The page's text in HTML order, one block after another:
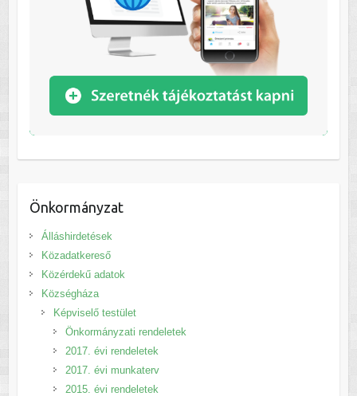
Önkormányzat
Álláshirdetések
Közadatkereső
Közérdekű adatok
Községháza
Képviselő testület
Önkormányzati rendeletek
2017. évi rendeletek
2017. évi munkaterv
2015. évi rendeletek